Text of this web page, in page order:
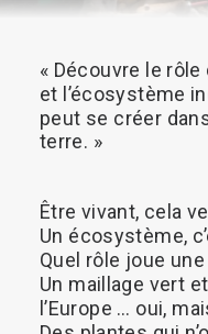
« Découvre le rôle
et l’écosystème
peut se créer
terre. »
Être vivant, cela
Un écosystème,
Quel rôle joue une
Un maillage vert et
l’Europe … oui,